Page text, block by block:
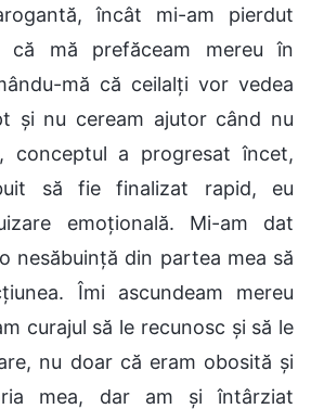
încât mi-am pierdut
că mă prefăceam mereu în
mă că ceilalți vor vedea
și nu ceream ajutor când nu
conceptul a progresat încet,
să fie finalizat rapid, eu
emoțională. Mi-am dat
nesăbuință din partea mea să
Îmi ascundeam mereu
curajul să le recunosc și să le
nu doar că eram obosită și
mea, dar am și întârziat